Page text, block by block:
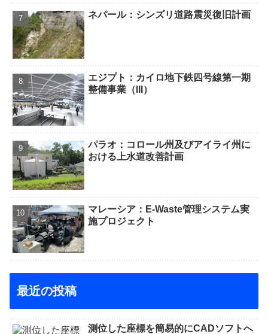
ネパール：シンズリ道路震災復旧計画
エジプト：カイロ地下鉄四号線第一期
整備事業（III）
パラオ：コロール州及びアイライ州に
おける上水道改善計画
マレーシア：E-Waste管理システム実
施プロジェクト
最近の投稿
測位した座標を簡易的にCADソフトへ